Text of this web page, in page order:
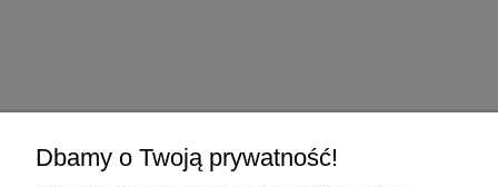
Dbamy o Twoją prywatność!